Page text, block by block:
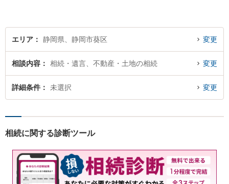
ださい。
エリア 静岡県、静岡市葵区 変更
相談内容 相続・遺言、不動産・土地の相続 変更
詳細条件 未選択 変更
相続に関する診断ツール